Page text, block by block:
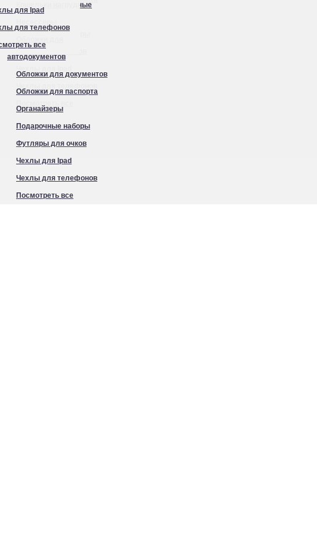
Посмотреть все
Кошельки нагрудные
автодокументов
Обложки для документов
Обложки для паспорта
Органайзеры
Подарочные наборы
Футляры для очков
Чехлы для Ipad
Чехлы для телефонов
Посмотреть все
для Ipad
для телефонов
все